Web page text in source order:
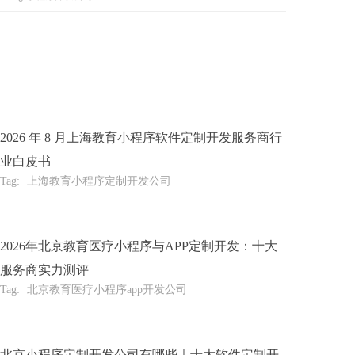
2026 年 8 月上海教育小程序软件定制开发服务商行
业白皮书
Tag: 上海教育小程序定制开发公司
2026年北京教育医疗小程序与APP定制开发：十大
服务商实力测评
Tag: 北京教育医疗小程序app开发公司